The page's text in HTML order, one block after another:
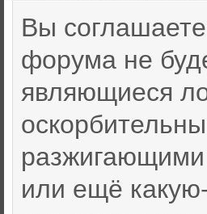
Вы
форума не
являющиеся
или ещё